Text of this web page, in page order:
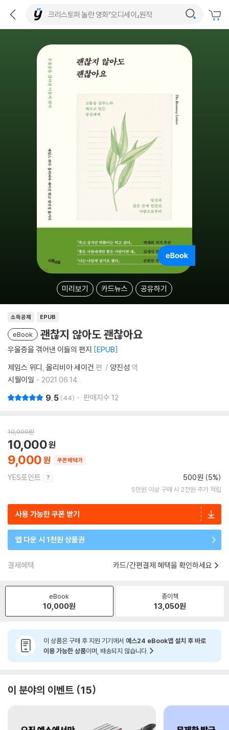
미리보기 카드뉴스 공유하기
소득공제 EPUB
eBook 괜찮지 않아도 괜찮아요
우울증을 겪어낸 이들의 편지 EPUB
제임스 위디 올리비아 세이건 편 양진성 역
시월이일
2021.06.14.
9.5 44 판매지수 12
10,000원
9,000
10,000
쿠폰혜택가
YES포인트 500원 (5%)
5만원 이상 구매 시 2천원 추가 적립
사용 가능한 쿠폰 받기
앱 다운 시 1천원 상품권
결제혜택 카드/간편결제 혜택을 확인하세요
eBook
10,000원
종이책
13,050원
이 상품은 구매 후 지원 기기에서 예스24 eBook앱 설치 후 바로
이용 가능한 상품이며, 배송되지 않습니다.
이 분야의 이벤트 15